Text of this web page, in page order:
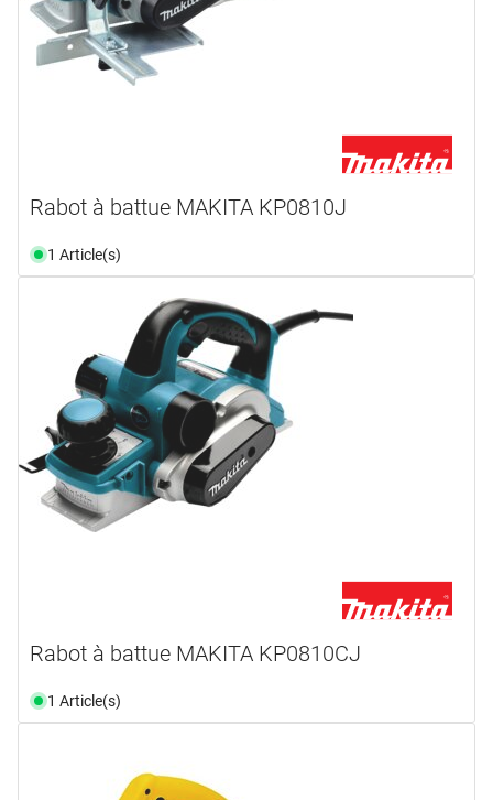
Rabot à battue MAKITA KP0810J
1 Article(s)
Rabot à battue MAKITA KP0810CJ
1 Article(s)